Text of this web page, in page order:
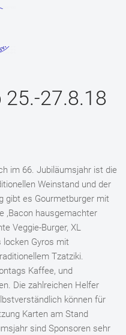
25.-27.8.18
im 66. Jubiläumsjahr ist die
Weinstand und der
gibt es Gourmetburger mit
,Bacon hausgemachter
Veggie-Burger, XL
locken Gyros mit
Tzatziki.
Kaffee, und
Die zahlreichen Helfer
können für
Karten am Stand
sind Sponsoren sehr